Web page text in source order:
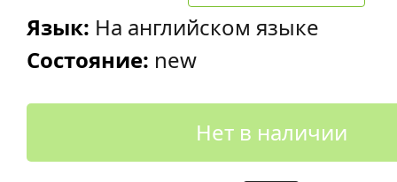
Язык: На английском языке
Состояние: new
Нет в наличии